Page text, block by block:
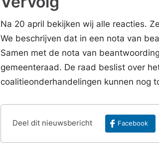
Na 20 april bekijken wij alle reacties.
We beschrijven dat in een nota van
Samen met de nota van
gemeenteraad. De raad beslist over
coalitieonderhandelingen kunnen nog
Deel dit nieuwsbericht Facebook